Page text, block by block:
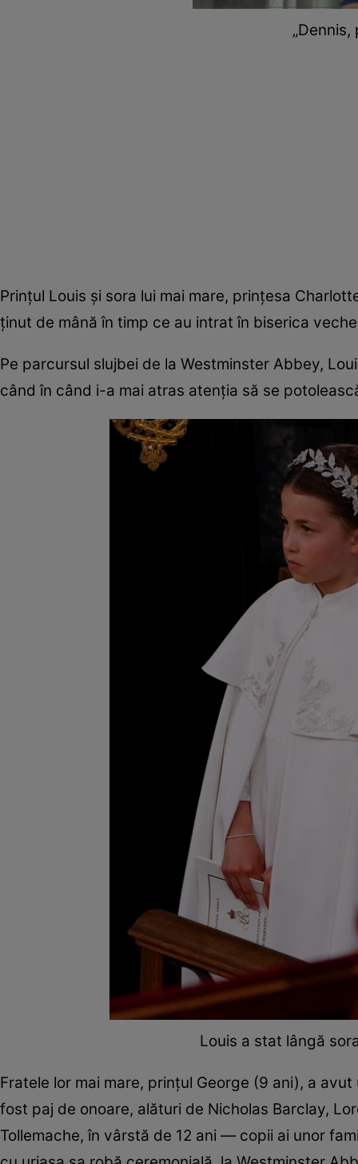
Prințul Louis și sora lui mai mare, prințesa
ținut de mână în timp ce au intrat în biserica
Pe parcursul slujbei de la Westminster Abbey,
când în când i-a mai atras atenția să se
Louis a stat lângă
Fratele lor mai mare, prințul George (9 ani), a
fost paj de onoare, alături de Nicholas Barclay,
Tollemache, în vârstă de 12 ani — copii ai unor